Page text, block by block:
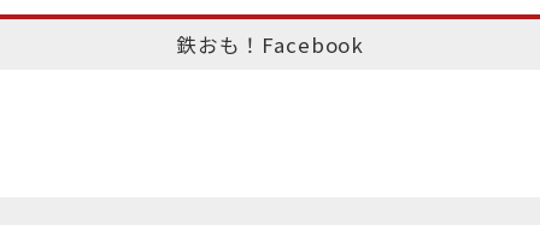
鉄おも！Facebook